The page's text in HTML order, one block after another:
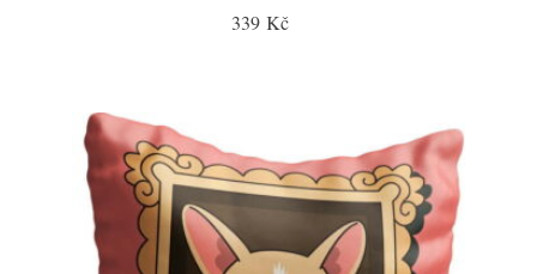
339 Kč